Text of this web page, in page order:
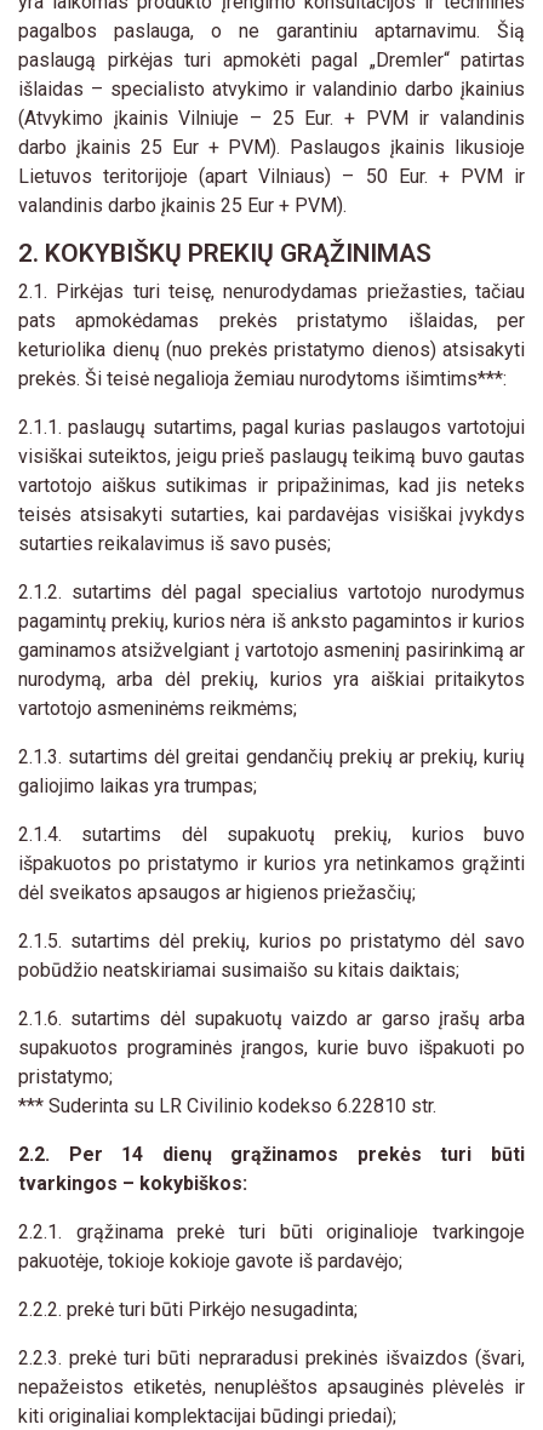
pagalbos paslauga, o ne garantiniu aptarnavimu. Šią
paslaugą pirkėjas turi apmokėti pagal „Dremler“ patirtas
išlaidas – specialisto atvykimo ir valandinio darbo įkainius
(Atvykimo įkainis Vilniuje – 25 Eur. + PVM ir valandinis
darbo įkainis 25 Eur + PVM). Paslaugos įkainis likusioje
Lietuvos teritorijoje (apart Vilniaus) – 50 Eur. + PVM ir
valandinis darbo įkainis 25 Eur + PVM).
2. KOKYBIŠKŲ PREKIŲ GRĄŽINIMAS
2.1. Pirkėjas turi teisę, nenurodydamas priežasties, tačiau
pats apmokėdamas prekės pristatymo išlaidas, per
keturiolika dienų (nuo prekės pristatymo dienos) atsisakyti
prekės. Ši teisė negalioja žemiau nurodytoms išimtims***:
2.1.1. paslaugų sutartims, pagal kurias paslaugos vartotojui
visiškai suteiktos, jeigu prieš paslaugų teikimą buvo gautas
vartotojo aiškus sutikimas ir pripažinimas, kad jis neteks
teisės atsisakyti sutarties, kai pardavėjas visiškai įvykdys
sutarties reikalavimus iš savo pusės;
2.1.2. sutartims dėl pagal specialius vartotojo nurodymus
pagamintų prekių, kurios nėra iš anksto pagamintos ir kurios
gaminamos atsižvelgiant į vartotojo asmeninį pasirinkimą ar
nurodymą, arba dėl prekių, kurios yra aiškiai pritaikytos
vartotojo asmeninėms reikmėms;
2.1.3. sutartims dėl greitai gendančių prekių ar prekių, kurių
galiojimo laikas yra trumpas;
2.1.4. sutartims dėl supakuotų prekių, kurios buvo
išpakuotos po pristatymo ir kurios yra netinkamos grąžinti
dėl sveikatos apsaugos ar higienos priežasčių;
2.1.5. sutartims dėl prekių, kurios po pristatymo dėl savo
pobūdžio neatskiriamai susimaišo su kitais daiktais;
2.1.6. sutartims dėl supakuotų vaizdo ar garso įrašų arba
supakuotos programinės įrangos, kurie buvo išpakuoti po
pristatymo;
*** Suderinta su LR Civilinio kodekso 6.22810 str.
2.2. Per 14 dienų grąžinamos prekės turi būti
tvarkingos – kokybiškos:
2.2.1. grąžinama prekė turi būti originalioje tvarkingoje
pakuotėje, tokioje kokioje gavote iš pardavėjo;
2.2.2. prekė turi būti Pirkėjo nesugadinta;
2.2.3. prekė turi būti nepraradusi prekinės išvaizdos (švari,
nepažeistos etiketės, nenuplėštos apsauginės plėvelės ir
kiti originaliai komplektacijai būdingi priedai);